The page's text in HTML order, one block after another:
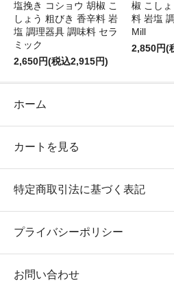
塩挽き コショウ 胡椒 こ
しょう 粗びき 香辛料 岩
塩 調理器具 調味料 セラ
ミック
2,650円(税込2,915円)
椒 こし
料 岩塩
Mill
2,850円(
ホーム
カートを見る
特定商取引法に基づく表記
プライバシーポリシー
お問い合わせ